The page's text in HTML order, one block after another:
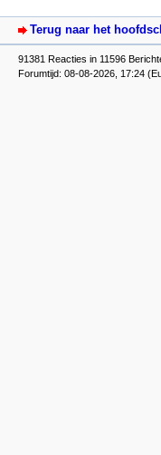
Terug naar het
91381 Reacties in 11596
Forumtijd: 08-08-2026, 17:24